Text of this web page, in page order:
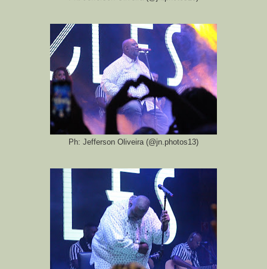
Ph: Jefferson Oliveira (@jn.photos13)